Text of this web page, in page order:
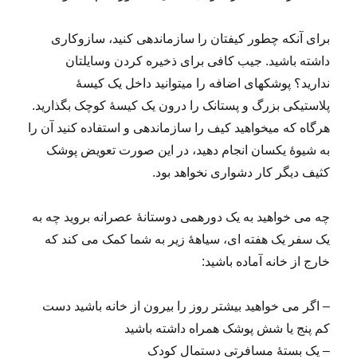
برای آنکه چطور کیف­تان را سازمان­دهی کنید، سازوکاری
داشته باشید. جیب کافی برای ذخیره کردن وسایلتان
ندارید؟ پوشک­های اضافه را می­توانید داخل یک کیسۀ
پلاستیکی بزرگ و پستانک را درون یک کیسۀ کوچک بگذارید.
هرگاه که می­خواهید کیف را سازماندهی و استفاده کنید آن را
به شیوۀ یکسان انجام دهید، در این صورت تعویض پوشک
کثیف دیگر کار دشواری نخواهد بود.
چه می­ خواهید به یک دورهمی دوستانۀ عصرانه بروید چه به
یک سفر یک هفته­ ای، سیاهۀ زیر به شما کمک می­ کند که
خارج از خانه آماده باشید:
– اگر می­ خواهید بیشتر روز را بیرون از خانه باشید دست
کم پنج یا شش پوشک همراه داشته باشید
– یک بستۀ مسافرتی دستمال کودک